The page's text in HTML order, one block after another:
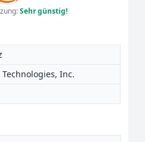
Sehr günstig!
Technologies, Inc.